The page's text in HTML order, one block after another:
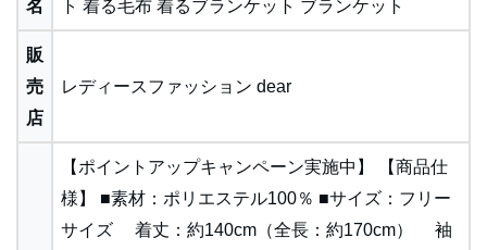
名
ト 着る毛布 着るブランケット ブランケット
販
売
店
レディースファッション dear
【ポイントアップキャンペーン実施中】 【商品仕
様】 ■素材：ポリエステル100％ ■サイズ：フリー
サイズ 着丈：約140cm（全長：約170cm） 袖